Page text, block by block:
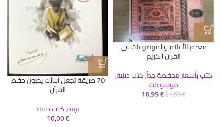
معجم الأعلام والموضوعات في
القرآن الكريم
كتب بأسعار مخفضة جداً,كتب دينية,
موسوعات
21,99€
16,99€
70 طريقة تجعل أبنائك يحبون حفظ
القرآن
تربية,كتب دينية
10,00€